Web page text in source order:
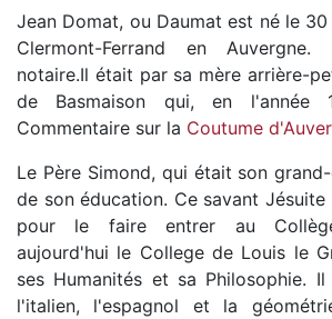
Jean Domat, ou Daumat est né le
Clermont-Ferrand en
notaire.Il était par sa mère arrière-
de Basmaison qui, en l'année
Commentaire sur la Coutume
Le Père Simond, qui était son
de son éducation. Ce savant
pour le faire entrer au
aujourd'hui le College de Louis le
ses Humanités et sa Philosophie.
l'italien, l'espagnol et la